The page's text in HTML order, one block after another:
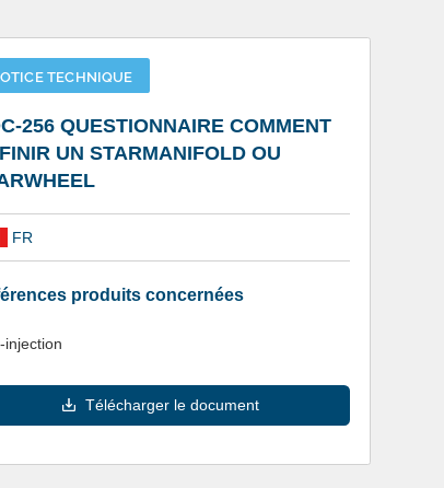
TECHNIQUE
256 QUESTIONNAIRE COMMENT
UN STARMANIFOLD OU
FR
produits concernées
injection
Télécharger le document